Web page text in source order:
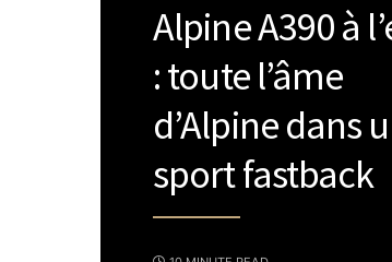
Alpine A390 à
: toute l’âme
d’Alpine dans
sport fastback